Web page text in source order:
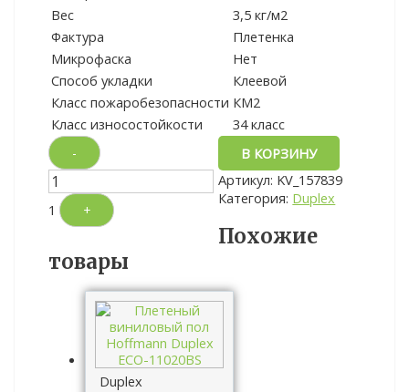
Вес
3,5 кг/м2
Фактура
Плетенка
Микрофаска
Нет
Способ укладки
Клеевой
Класс пожаробезопасности КМ2
Класс износостойкости
34 класс
-
1 +
В КОРЗИНУ
Артикул: KV_157839
Категория: Duplex
Похожие
товары
Duplex